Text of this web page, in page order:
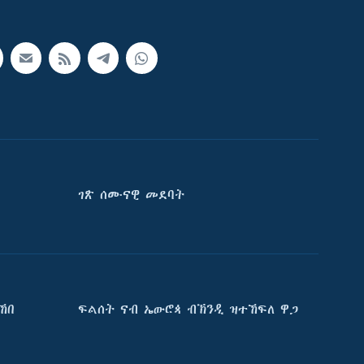
ገጽ ሰሙናዊ መደባት
ፍልሰት ናብ ኤውሮጳ ብኽንዲ ዝተኸፍለ ዋጋ